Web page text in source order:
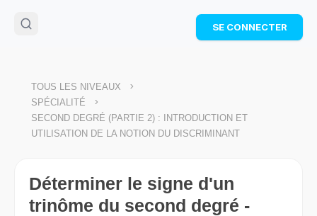
🌴Cahier de vacances offert
: révise les maths cet
Télécharge ton PDF gratuit et progresse avec des
SE CONNECTER
TOUS LES NIVEAUX >
SPÉCIALITÉ >
SECOND DEGRÉ (PARTIE 2) : INTRODUCTION ET
UTILISATION DE LA NOTION DU DISCRIMINANT
Déterminer le signe d'un
trinôme du second degré -